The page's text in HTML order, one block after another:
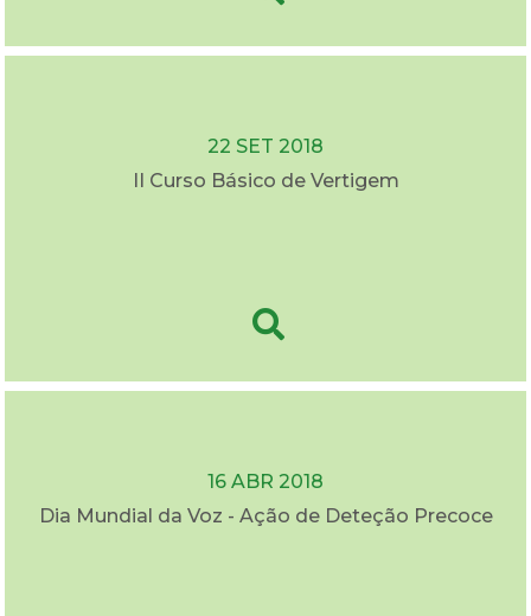
22 SET 2018
II Curso Básico de Vertigem
16 ABR 2018
Dia Mundial da Voz - Ação de Deteção Precoce